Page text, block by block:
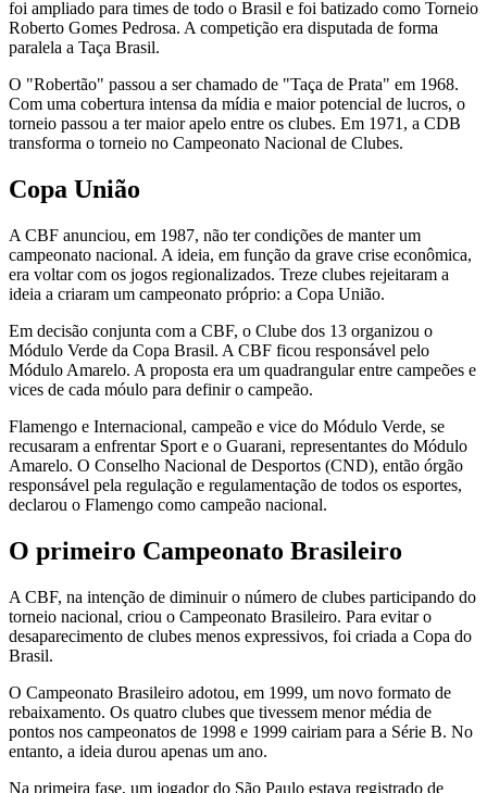
foi ampliado para times de todo o Brasil e foi batizado como Torneio
Roberto Gomes Pedrosa. A competição era disputada de forma
paralela a Taça Brasil.
O "Robertão" passou a ser chamado de "Taça de Prata" em 1968.
Com uma cobertura intensa da mídia e maior potencial de lucros, o
torneio passou a ter maior apelo entre os clubes. Em 1971, a CDB
transforma o torneio no Campeonato Nacional de Clubes.
Copa União
A CBF anunciou, em 1987, não ter condições de manter um
campeonato nacional. A ideia, em função da grave crise econômica,
era voltar com os jogos regionalizados. Treze clubes rejeitaram a
ideia a criaram um campeonato próprio: a Copa União.
Em decisão conjunta com a CBF, o Clube dos 13 organizou o
Módulo Verde da Copa Brasil. A CBF ficou responsável pelo
Módulo Amarelo. A proposta era um quadrangular entre campeões e
vices de cada móulo para definir o campeão.
Flamengo e Internacional, campeão e vice do Módulo Verde, se
recusaram a enfrentar Sport e o Guarani, representantes do Módulo
Amarelo. O Conselho Nacional de Desportos (CND), então órgão
responsável pela regulação e regulamentação de todos os esportes,
declarou o Flamengo como campeão nacional.
O primeiro Campeonato Brasileiro
A CBF, na intenção de diminuir o número de clubes participando do
torneio nacional, criou o Campeonato Brasileiro. Para evitar o
desaparecimento de clubes menos expressivos, foi criada a Copa do
Brasil.
O Campeonato Brasileiro adotou, em 1999, um novo formato de
rebaixamento. Os quatro clubes que tivessem menor média de
pontos nos campeonatos de 1998 e 1999 cairiam para a Série B. No
entanto, a ideia durou apenas um ano.
Na primeira fase, um jogador do São Paulo estava registrado de